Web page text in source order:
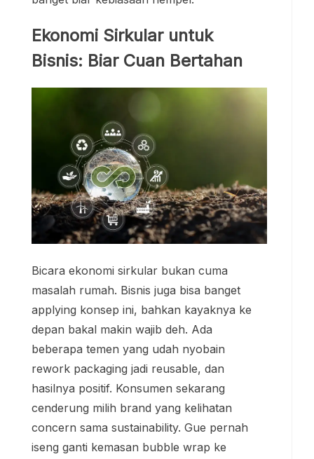
Ekonomi Sirkular untuk
Bisnis: Biar Cuan Bertahan
Bicara ekonomi sirkular bukan cuma
masalah rumah. Bisnis juga bisa banget
applying konsep ini, bahkan kayaknya ke
depan bakal makin wajib deh. Ada
beberapa temen yang udah nyobain
rework packaging jadi reusable, dan
hasilnya positif. Konsumen sekarang
cenderung milih brand yang kelihatan
concern sama sustainability. Gue pernah
iseng ganti kemasan bubble wrap ke